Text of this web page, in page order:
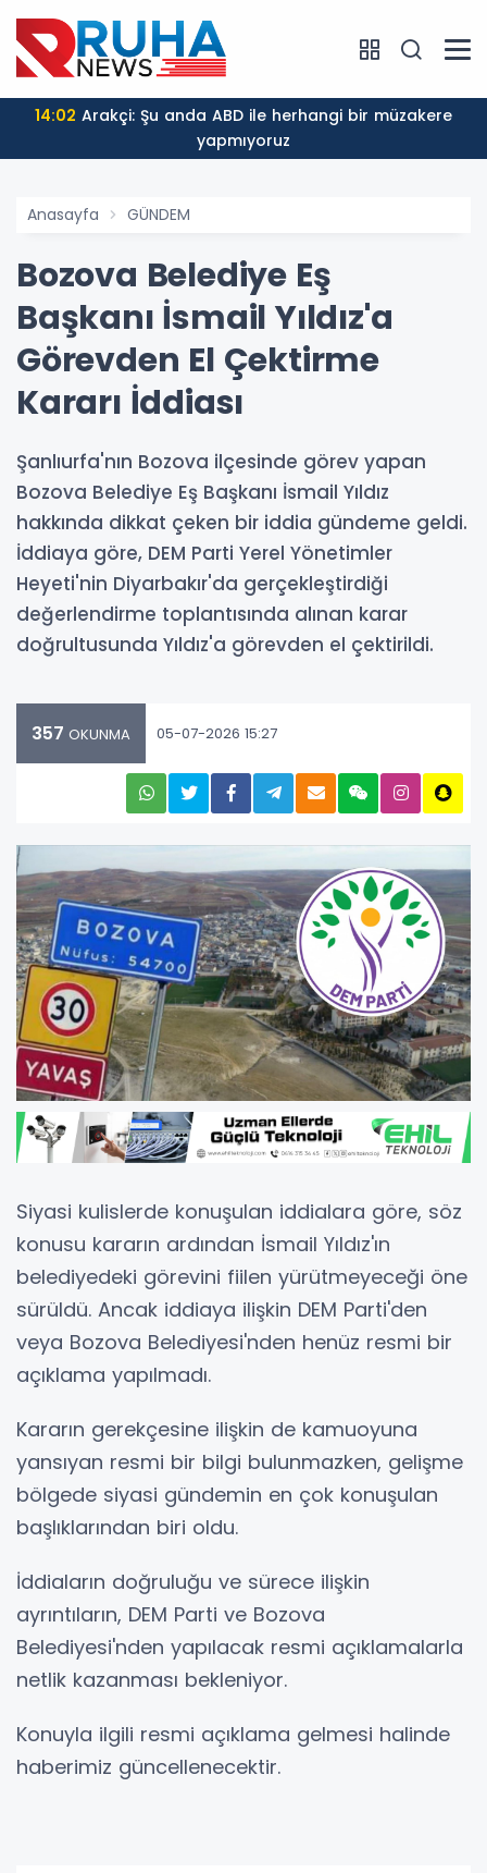
14:02
yapmıyoruz
Anasayfa GÜNDEM
Bozova Belediye Eş
Başkanı İsmail Yıldız'a
Görevden El Çektirme
Kararı İddiası
Şanlıurfa'nın Bozova ilçesinde görev yapan
Bozova Belediye Eş Başkanı İsmail Yıldız
hakkında dikkat çeken bir iddia gündeme geldi.
İddiaya göre, DEM Parti Yerel Yönetimler
Heyeti'nin Diyarbakır'da gerçekleştirdiği
değerlendirme toplantısında alınan karar
doğrultusunda Yıldız'a görevden el çektirildi.
357 OKUNMA 05-07-2026 15:27
Siyasi kulislerde konuşulan iddialara göre, söz
konusu kararın ardından İsmail Yıldız'ın
belediyedeki görevini fiilen yürütmeyeceği öne
sürüldü. Ancak iddiaya ilişkin DEM Parti'den
veya Bozova Belediyesi'nden henüz resmi bir
açıklama yapılmadı.
Kararın gerekçesine ilişkin de kamuoyuna
yansıyan resmi bir bilgi bulunmazken, gelişme
bölgede siyasi gündemin en çok konuşulan
başlıklarından biri oldu.
İddiaların doğruluğu ve sürece ilişkin
ayrıntıların, DEM Parti ve Bozova
Belediyesi'nden yapılacak resmi açıklamalarla
netlik kazanması bekleniyor.
Konuyla ilgili resmi açıklama gelmesi halinde
haberimiz güncellenecektir.